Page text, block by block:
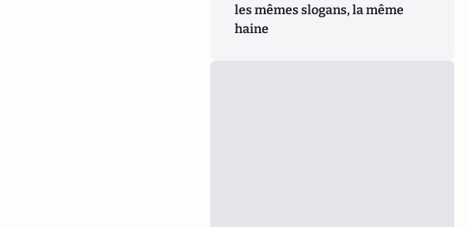
les mêmes slogans, la même
haine